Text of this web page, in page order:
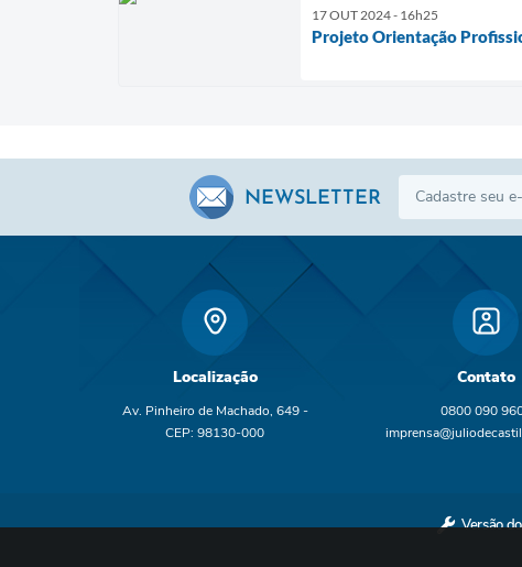
17 OUT 2024 - 16h25
Projeto Orientação
NEWSLETTER
Localização
Av. Pinheiro de Machado, 649 -
CEP: 98130-000
Contato
0800 090
Versão